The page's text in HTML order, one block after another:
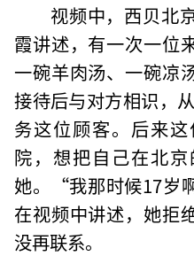
视频中，西贝北
霞讲述，有一次一位
一碗羊肉汤、一碗凉
接待后与对方相识，
务这位顾客。后来
院，想把自己在北
她。“我那时候17岁
在视频中讲述，她拒
没再联系。